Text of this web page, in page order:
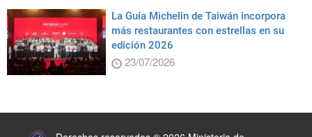
La Guía Michelin de Taiwán incorpora
más restaurantes con estrellas en su
edición 2026
23/07/2026